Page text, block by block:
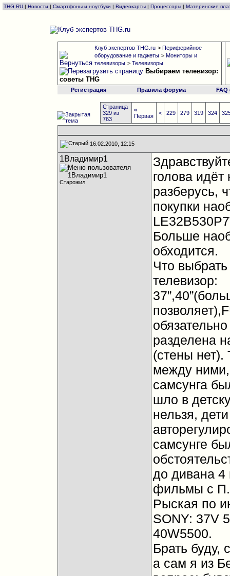
THG.RU | Новости | Смартфоны и ноутбуки | Видеокарты | Процессоры | Материнские
Клуб экспертов THG.ru > Периферийное
оборудование и гаджеты > Мониторы и
телевизоры > Телевизоры
Выбираем телевизор:
советы THG
Регистрация Правила форума
Страница
329 из
763
«
Первая
< 229 279 319 324
16.02.2010, 12:15
1Владимир1
Старожил
голова
разберусь,
покупки
Больше
обходится.
Что
телевизор:
разделена
(стены нет).
между
самсунга
шло в
нельзя,
самсунге
до дивана
фильмы с
Рыская по
SONY: 37V
40W5500.
Брать буду,
а сам я из